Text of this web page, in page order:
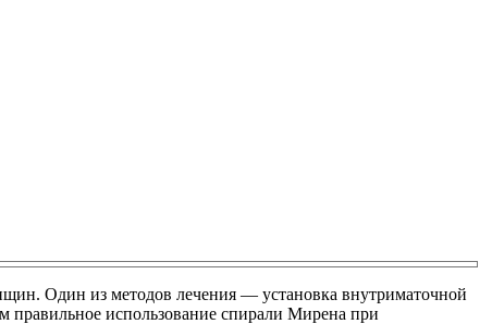
Один из методов лечения — установка внутриматочной
правильное использование спирали Мирена при